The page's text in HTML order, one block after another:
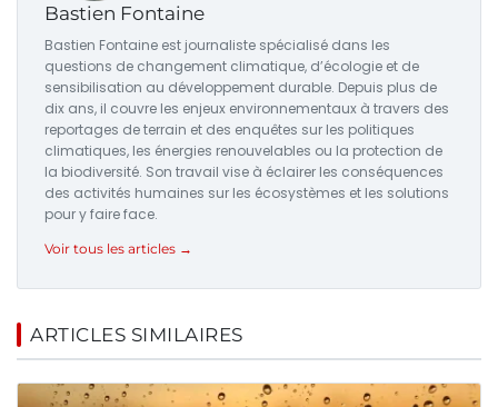
Bastien Fontaine
Bastien Fontaine est journaliste spécialisé dans les
questions de changement climatique, d’écologie et de
sensibilisation au développement durable. Depuis plus de
dix ans, il couvre les enjeux environnementaux à travers des
reportages de terrain et des enquêtes sur les politiques
climatiques, les énergies renouvelables ou la protection de
la biodiversité. Son travail vise à éclairer les conséquences
des activités humaines sur les écosystèmes et les solutions
pour y faire face.
Voir tous les articles →
ARTICLES SIMILAIRES